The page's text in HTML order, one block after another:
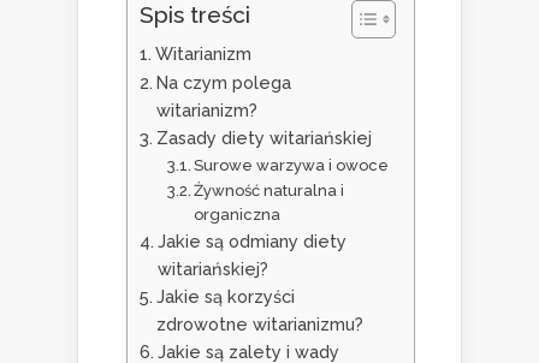
Spis treści
Witarianizm
Na czym polega
witarianizm?
Zasady diety witariańskiej
Surowe warzywa i owoce
Żywność naturalna i
organiczna
Jakie są odmiany diety
witariańskiej?
Jakie są korzyści
zdrowotne witarianizmu?
Jakie są zalety i wady